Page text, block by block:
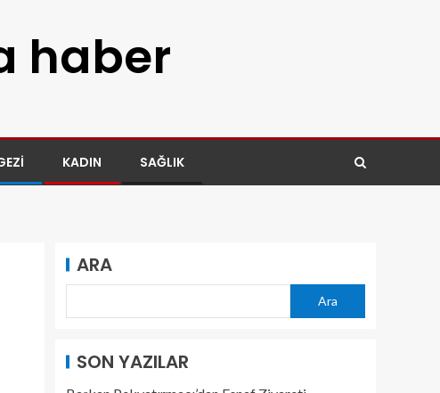
haber
KADIN SAĞLIK
ARA
Ara
SON YAZILAR